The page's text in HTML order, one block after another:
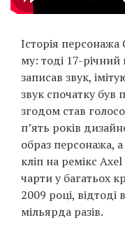
Історія
му: тоді 17-
записав звук,
звук спочатку
згодом став
п’ять років
образ персонажа,
кліп на ремікс
чарти у багатьох
2009 році,
мільярда разів.